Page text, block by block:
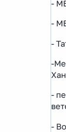
-
-
-
-
-
-